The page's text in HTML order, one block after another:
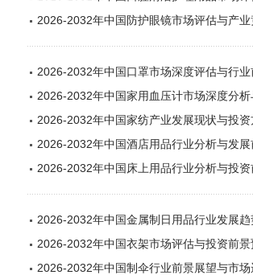
2026-2032年中国防护眼镜市场评估与产
2026-2032年中国口罩市场深度评估与行
2026-2032年中国家用血压计市场深度分
2026-2032年中国家纺产业发展现状与投
2026-2032年中国酒店用品行业分析与发
2026-2032年中国床上用品行业分析与投
2026-2032年中国金属制日用品行业发展
2026-2032年中国衣架市场评估与投资前
2026-2032年中国制伞行业前景展望与市